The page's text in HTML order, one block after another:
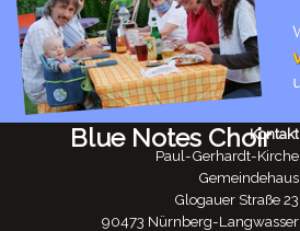
Kontakt
Paul-Gerhardt-Kirche
Gemeindehaus
Glogauer Straße 23
90473 Nürnberg-Langwasser
Blue Notes Choir